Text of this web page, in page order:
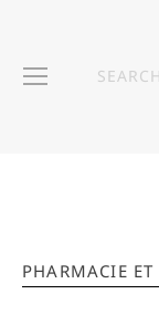
PHARMACIE